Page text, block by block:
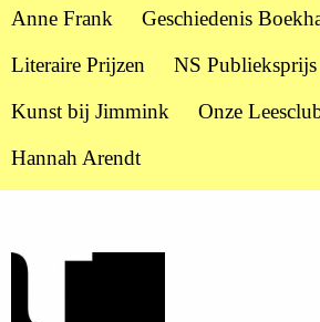
Anne Frank
Geschiedenis
Literaire Prijzen
NS Publieksprijs
Kunst bij Jimmink
Onze
Hannah Arendt